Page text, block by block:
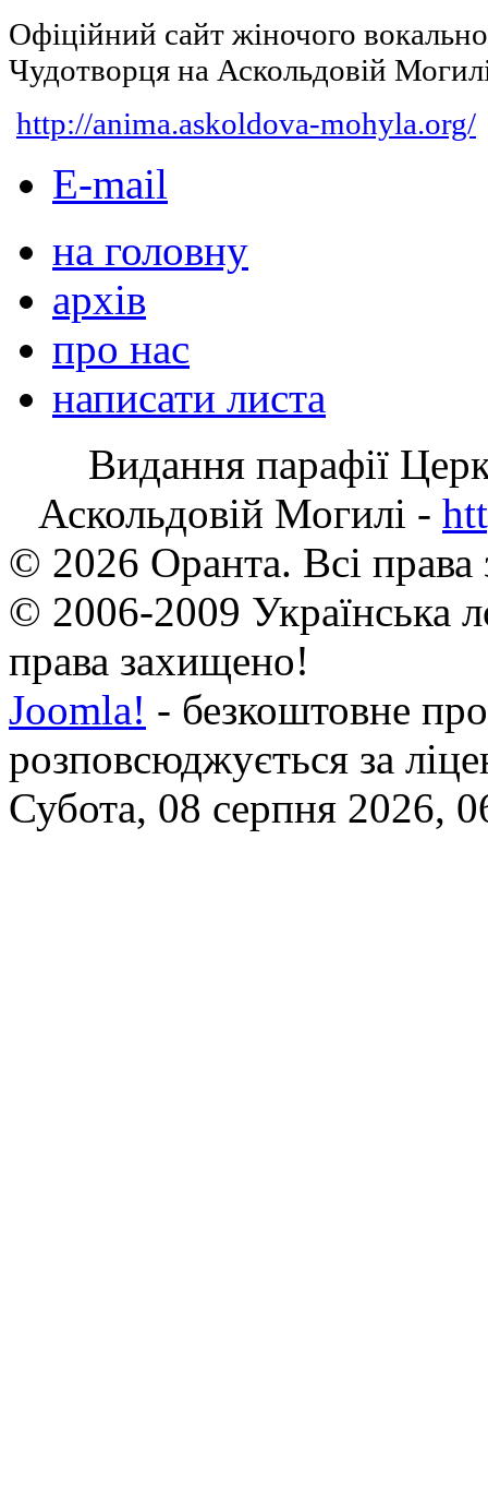
Офіційний сайт жіночого
Чудотворця на Аскольдовій
http://anima.askoldova-mohyla.org/
E-mail
на головну
архів
про нас
написати листа
Видання парафії
Аскольдовій Могилі -
© 2026 Оранта. Всі
© 2006-2009 Українська
права захищено!
Joomla! - безкоштовне
розповсюджується за
Субота, 08 серпня 2026,